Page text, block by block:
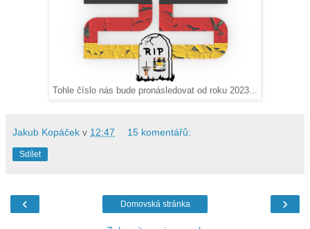
Tohle číslo nás bude pronásledovat od roku 2023...
Jakub Kopáček v 12:47 15 komentářů:
Sdílet
‹ ›
Domovská stránka